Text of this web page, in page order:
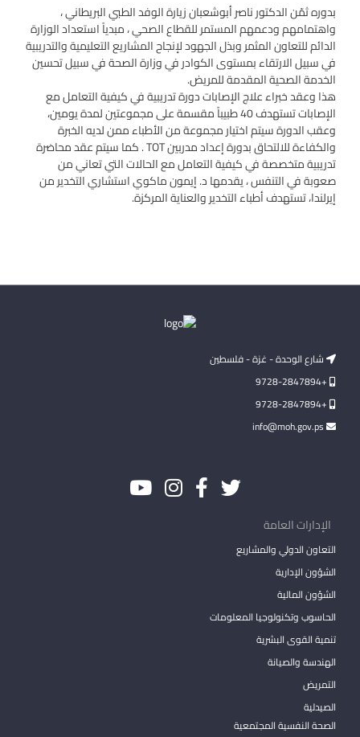
بدوره ثمّن الدكتور ناصر أبوشعبان زيارة الوفد الطبي البريطاني ،
واهتمامهم ودعمهم المستمر للقطاع الصحي ، مبدياً استعداد الوزارة
الدائم للتعاون المثمر وبذل الجهود لإنجاح المشاريع التعليمية والتدريبية
في سبيل الارتقاء بمستوى الكوادر في وزارة الصحة في سبيل تحسين
الخدمة الصحية المقدمة للمريض.
هذا وعقد خبراء علاج الإصابات دورة تدريبية في كيفية التعامل مع
الإصابات تستهدف 40 طبيباً مقسمة على مجموعتين لمدة يومين،
وعقب الدورة سيتم اختيار مجموعة من الأطباء ممن لديه الخبرة
والكفاءة للالتحاق بدورة إعداد مدربين TOT . كما سيتم عقد محاضرة
تدريبية متخصصة في كيفية التعامل مع الحالات التي تعاني من
صعوبة في التنفس ، يقدمها د. إيمون ماكوي استشاري التخدير من
إيرلندا، تستهدف أطباء التخدير والعناية المركزة.
شارع الوحدة - غزة - فلسطين
+9728-2847894
+9728-2847894
الإدارات العامة
التعاون الدولي والمشاريع
الشؤون الإدارية
الشؤون المالية
الحاسوب وتكنولوجيا المعلومات
تنمية القوى البشرية
الهندسة والصيانة
التمريض
الصيدلية
الصحة النفسية المجتمعية